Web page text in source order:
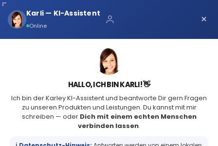
+49 (2361) 979231-0
VipColor erhöht Preise für alle
seine Drucker
Karli — KI-Assistent
Online ×
HALLO, ICH BIN KARLI! 👋
Ich bin der Karley KI-Assistent und beantworte Dir gern Fragen
zu unseren Produkten und Leistungen. Du kannst mit mir
schreiben — oder Dich mit einem echten Menschen
verbinden lassen.